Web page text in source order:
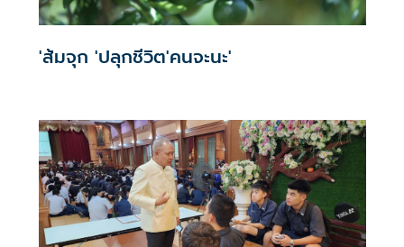
'ส้มจุก 'ปลุกชีวิต'คนจะนะ'